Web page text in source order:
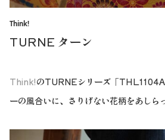
Think!
TURNE ターン
Think!のTURNEシリーズ「
ーの風合いに、さりげない花柄をあしら